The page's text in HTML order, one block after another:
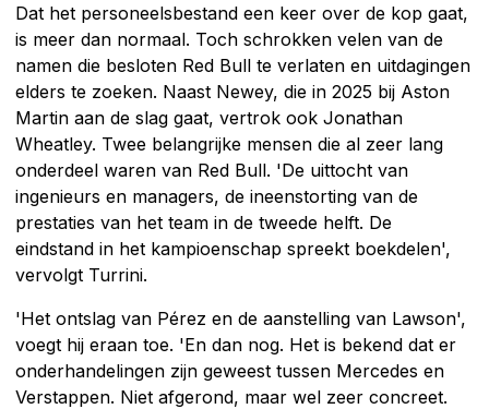
Dat het personeelsbestand een keer over de kop gaat,
is meer dan normaal. Toch schrokken velen van de
namen die besloten Red Bull te verlaten en uitdagingen
elders te zoeken. Naast Newey, die in 2025 bij Aston
Martin aan de slag gaat, vertrok ook Jonathan
Wheatley. Twee belangrijke mensen die al zeer lang
onderdeel waren van Red Bull. 'De uittocht van
ingenieurs en managers, de ineenstorting van de
prestaties van het team in de tweede helft. De
eindstand in het kampioenschap spreekt boekdelen',
vervolgt Turrini.
'Het ontslag van Pérez en de aanstelling van Lawson',
voegt hij eraan toe. 'En dan nog. Het is bekend dat er
onderhandelingen zijn geweest tussen Mercedes en
Verstappen. Niet afgerond, maar wel zeer concreet.